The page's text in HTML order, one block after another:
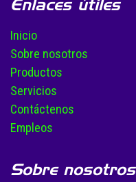
Enlaces útiles
Inicio
Sobre nosotros
Productos
Servicios
Contáctenos
Empleos
Sobre nosotros